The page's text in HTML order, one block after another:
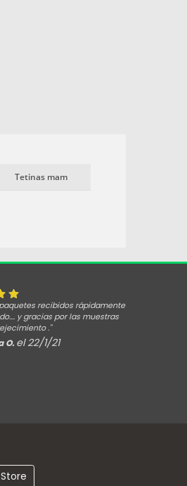
Tetinas mam
paquetes recibidos rápidamente
y gracias por las muestras
."
O. el 22/1/21